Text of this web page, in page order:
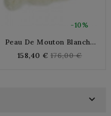
-10%
Peau De Mouton Blanche
Cm
158,40 € Regular
176,00 €
